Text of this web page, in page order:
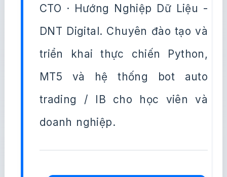
CTO · Hướng Nghiệp Dữ Liệu -
DNT Digital. Chuyên đào tạo và
triển khai thực chiến Python,
MT5 và hệ thống bot auto
trading / IB cho học viên và
doanh nghiệp.